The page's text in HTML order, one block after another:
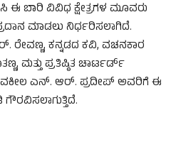
ಈ ಬಾರಿ ವಿವಿಧ ಕ್ಷೇತ್ರಗಳ ಮೂವರು
ಮಾಡಲು ನಿರ್ಧರಿಸಲಾಗಿದೆ.
ರೇವಣ್ಣ, ಕನ್ನಡದ ಕವಿ, ವಚನಕಾರ
ಮತ್ತು ಪ್ರತಿಷ್ಠಿತ ಚಾರ್ಟರ್ಡ್
ವಕೀಲ ಎನ್. ಆರ್. ಪ್ರದೀಪ್ ಅವರಿಗೆ ಈ